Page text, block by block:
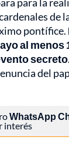
de
pontífice.
al menos
secreto
del
WhatsApp
interés